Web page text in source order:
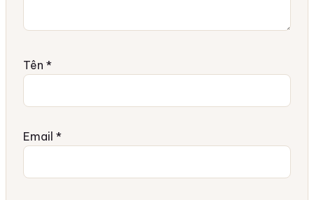
Tên *
Email *